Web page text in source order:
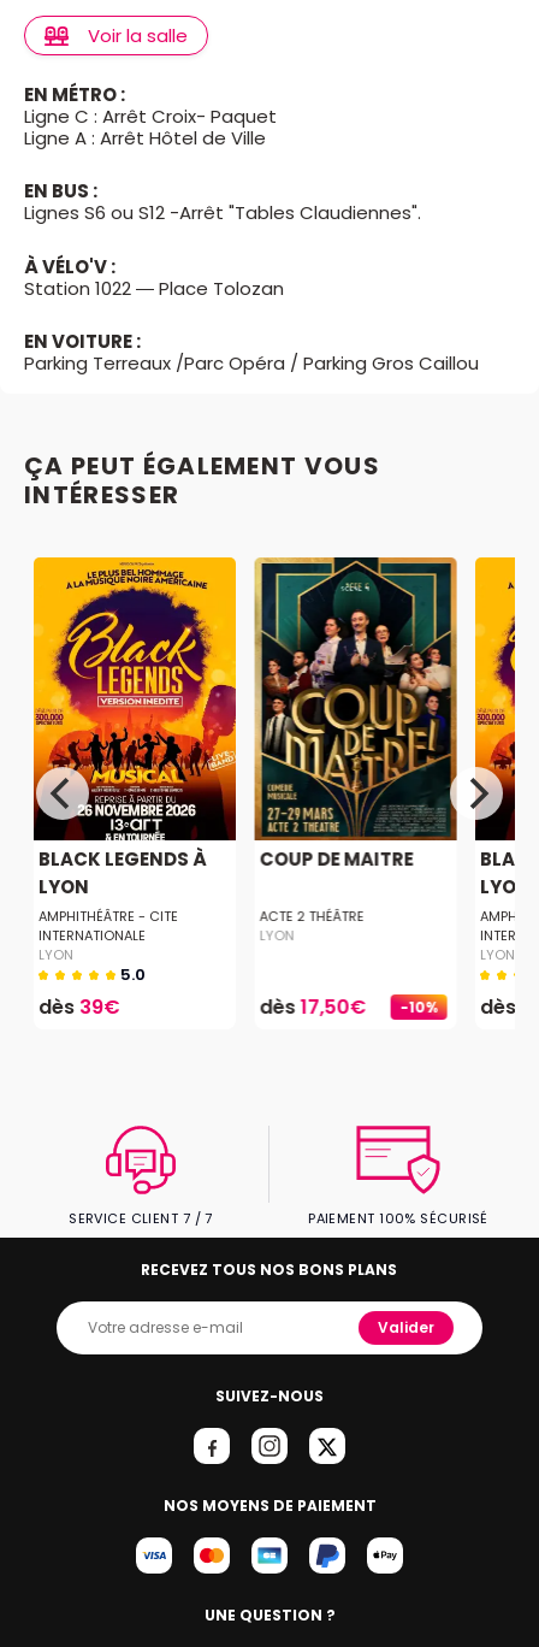
Voir la salle
EN MÉTRO :
Ligne C : Arrêt Croix- Paquet
Ligne A : Arrêt Hôtel de Ville​
EN BUS :
Lignes S6 ou S12 -Arrêt "Tables Claudiennes".​
À VÉLO'V :
Station 1022 — Place Tolozan ​
EN VOITURE :
Parking Terreaux /Parc Opéra / Parking Gros Caillou
ÇA PEUT ÉGALEMENT VOUS
INTÉRESSER
BLACK LEGENDS À
LYON
AMPHITHÉÂTRE - CITE
INTERNATIONALE
LYON
5.0
dès 39€ -10%
COUP DE MAITRE
ACTE 2 THÉÂTRE
LYON
dès17,50€
LYON
LYON
dès
SERVICE CLIENT 7 / 7 PAIEMENT 100% SÉCURISÉ
SUIVEZ-NOUS
NOS MOYENS DE PAIEMENT
RECEVEZ TOUS NOS BONS PLANS
Valider
UNE QUESTION ?